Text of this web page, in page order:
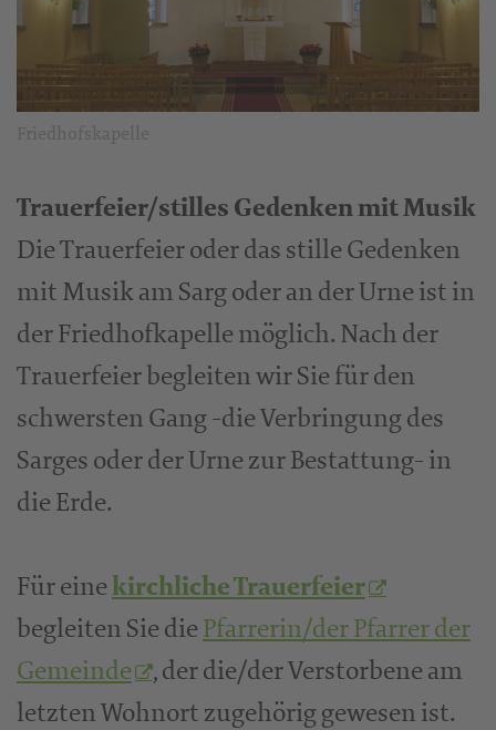
Trauerfeier/stilles Gedenken mit Musik
Die Trauerfeier oder das stille Gedenken
mit Musik am Sarg oder an der Urne ist in
der Friedhofkapelle möglich. Nach der
Trauerfeier begleiten wir Sie für den
schwersten Gang -die Verbringung des
Sarges oder der Urne zur Bestattung- in
die Erde.
Für einekirchliche Trauerfeier
begleiten Sie diePfarrerin/der Pfarrer der
Gemeinde
, der die/der Verstorbene am
letzten Wohnort zugehörig gewesen ist.